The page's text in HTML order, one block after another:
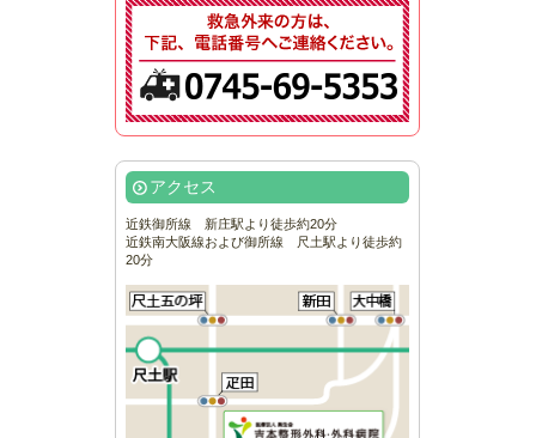
アクセス
近鉄御所線 新庄駅より徒歩約20分
近鉄南大阪線および御所線 尺土駅より徒歩約
20分